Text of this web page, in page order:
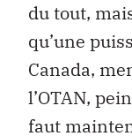
du tout,
qu’une
Canada,
l’OTAN,
faut